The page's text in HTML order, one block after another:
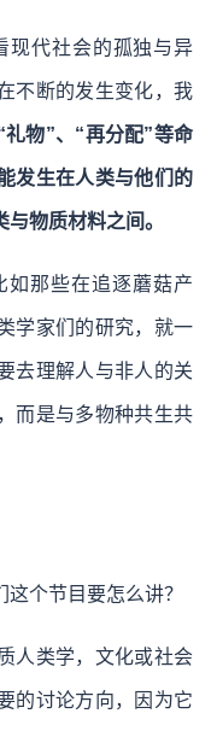
现代社会的孤独与异
不断的发生变化，我
物”、“再分配”等命
发生在人类与他们的
物质材料之间。
如那些在追逐蘑菇产
学家们的研究，就一
去理解人与非人的关
而是与多物种共生共
个节目要怎么讲？
人类学，文化或社会
的讨论方向，因为它